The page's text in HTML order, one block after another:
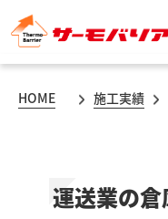
HOME 施工実績
運送業の